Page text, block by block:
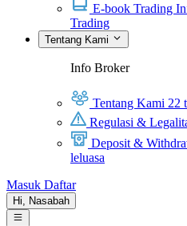
E-book Trading
Trading
Tentang Kami
Info Broker
Tentang Kami 22
Regulasi &
Deposit &
leluasa
Masuk Daftar
Hi, Nasabah